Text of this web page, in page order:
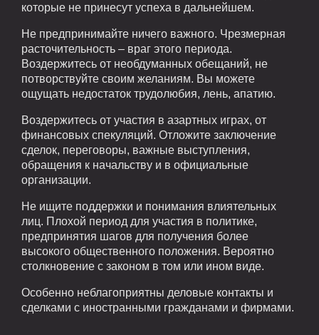
которые не принесут успеха в дальнейшем.
Не предпринимайте ничего важного. Чрезмерная
расточительность – враг этого периода.
Воздержитесь от необдуманных обещаний, не
потворствуйте своим желаниям. Вы можете
ощущать недостаток трудолюбия, лень, апатию.
Воздержитесь от участия в азартных играх, от
финансовых спекуляций. Отложите заключение
сделок, переговоры, важные выступления,
обращения к начальству и в официальные
организации.
Не ищите поддержки и понимания влиятельных
лиц. Плохой период для участия в политике,
предпринятия шагов для получения более
высокого общественного положения. Вероятно
столкновение с законом в том или ином виде.
Особенно неблагоприятны деловые контакты и
сделками с иностранными гражданами и фирмами.